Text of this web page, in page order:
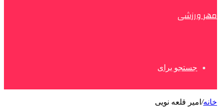
مهر ورزشی
جستجو برای
خانه/ امیر قلعه نویی